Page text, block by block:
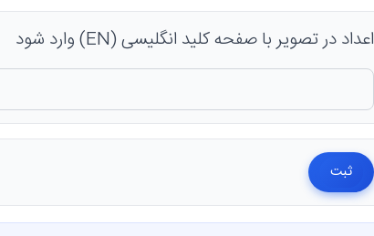
اعداد در تصویر با صفحه کلید انگلیسی (EN) وارد شود